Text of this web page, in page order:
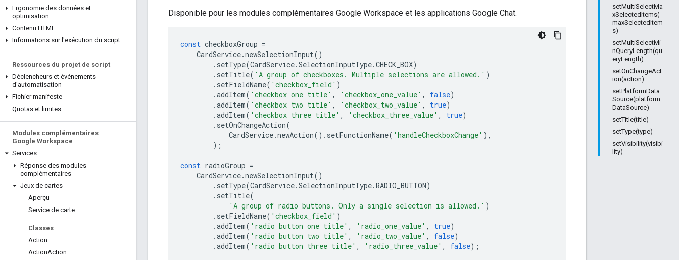
Ergonomie des données et
optimisation
Contenu HTML
Informations sur l'exécution du script
Ressources du projet de script
Déclencheurs et événements
d'automatisation
Fichier manifeste
Quotas et limites
Modules complémentaires
Google Workspace
Services
Réponse des modules
complémentaires
Jeux de cartes
Aperçu
Service de carte
Classes
Action
ActionAction
setMultiSelectMa
xSelectedItems(
maxSelectedItem
s)
setMultiSelectMi
nQueryLength(qu
eryLength)
setOnChangeAct
ion(action)
setPlatformData
Source(platform
DataSource)
setTitle(title)
setType(type)
setVisibility(visibi
lity)
Disponible pour les modules complémentaires Google Workspace et les applications Google Chat.
const checkboxGroup =
CardService.newSelectionInput()
. setType(CardService.SelectionInputType.CHECK_BOX)
. setTitle( 'A group of checkboxes. Multiple selections are allowed.' )
. setFieldName( 'checkbox_field' )
.addItem( 'checkbox one title' , 'checkbox_one_value' , false)
.addItem( 'checkbox two title' , 'checkbox_two_value' , true)
.addItem( 'checkbox three title' , 'checkbox_three_value' , true)
. setOnChangeAction(
CardService.newAction(). setFunctionName( 'handleCheckboxChange' ),
);
const radioGroup =
CardService.newSelectionInput()
. setType(CardService.SelectionInputType.RADIO_BUTTON)
. setTitle(
'A group of radio buttons. Only a single selection is allowed.' )
. setFieldName( 'checkbox_field' )
.addItem( 'radio button one title' , 'radio_one_value' , true)
.addItem( 'radio button two title' , 'radio_two_value' , false)
.addItem( 'radio button three title' , 'radio_three_value' , false);